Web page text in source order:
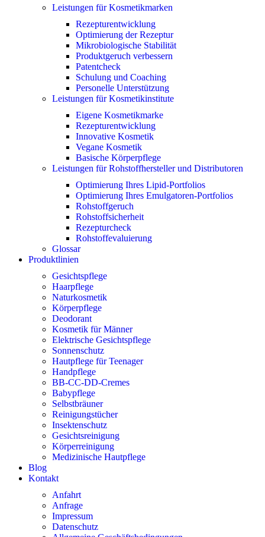
Leistungen für Kosmetikmarken
Rezepturentwicklung
Optimierung der Rezeptur
Mikrobiologische Stabilität
Produktgeruch verbessern
Patentcheck
Schulung und Coaching
Personelle Unterstützung
Leistungen für Kosmetikinstitute
Eigene Kosmetikmarke
Rezepturentwicklung
Innovative Kosmetik
Vegane Kosmetik
Basische Körperpflege
Leistungen für Rohstoffhersteller und Distributoren
Optimierung Ihres Lipid-Portfolios
Optimierung Ihres Emulgatoren-Portfolios
Rohstoffgeruch
Rohstoffsicherheit
Rezepturcheck
Rohstoffevaluierung
Glossar
Produktlinien
Gesichtspflege
Haarpflege
Naturkosmetik
Körperpflege
Deodorant
Kosmetik für Männer
Elektrische Gesichtspflege
Sonnenschutz
Hautpflege für Teenager
Handpflege
BB-CC-DD-Cremes
Babypflege
Selbstbräuner
Reinigungstücher
Insektenschutz
Gesichtsreinigung
Körperreinigung
Medizinische Hautpflege
Blog
Kontakt
Anfahrt
Anfrage
Impressum
Datenschutz